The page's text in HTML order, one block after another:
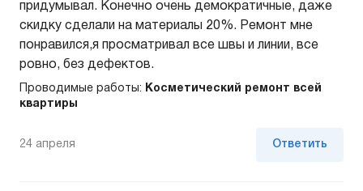
придумывал. Конечно очень демократичные, даже
скидку сделали на материалы 20%. Ремонт мне
понравился,я просматривал все швы и линии, все
ровно, без дефектов.
Проводимые работы:
Косметический ремонт всей
квартиры
24 апреля Ответить